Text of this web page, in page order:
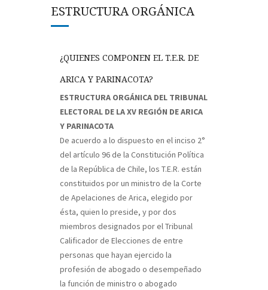
ESTRUCTURA ORGÁNICA
¿QUIENES COMPONEN EL T.E.R. DE
ARICA Y PARINACOTA?
ESTRUCTURA ORGÁNICA DEL TRIBUNAL
ELECTORAL DE LA XV REGIÓN DE ARICA
Y PARINACOTA
De acuerdo a lo dispuesto en el inciso 2°
del artículo 96 de la Constitución Política
de la República de Chile, los T.E.R. están
constituidos por un ministro de la Corte
de Apelaciones de Arica, elegido por
ésta, quien lo preside, y por dos
miembros designados por el Tribunal
Calificador de Elecciones de entre
personas que hayan ejercido la
profesión de abogado o desempeñado
la función de ministro o abogado